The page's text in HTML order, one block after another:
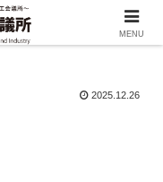
2025.12.26
MENU